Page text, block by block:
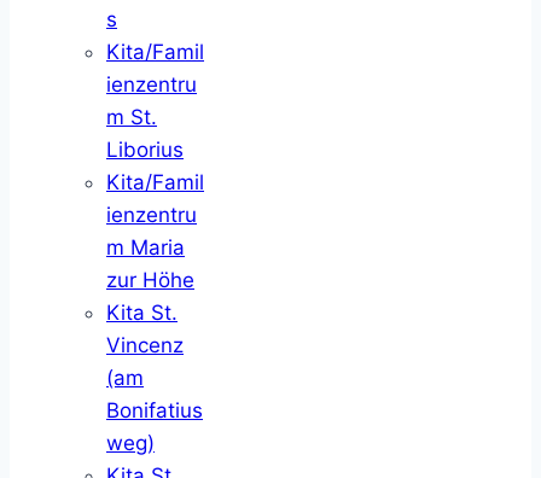
s
Kita/Famil
ienzentru
m St.
Liborius
Kita/Famil
ienzentru
m Maria
zur Höhe
Kita St.
Vincenz
(am
Bonifatius
weg)